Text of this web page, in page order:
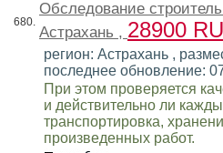
680.
Обследование
Астрахань , 28900
регион: Астрахань ,
последнее обновление:
При этом проверяется
и действительно ли
транспортировка,
произведенных работ.